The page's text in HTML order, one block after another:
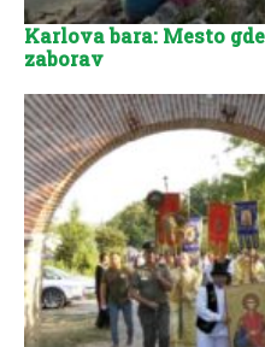
Karlova bara: Mesto
zaborav